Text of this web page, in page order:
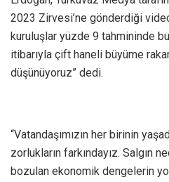
2023 Zirvesi’ne gönderdiği
kuruluşlar yüzde 9 tahmininde
itibarıyla çift haneli büyüme
düşünüyoruz” dedi.
“Vatandaşımızın her birinin
zorlukların farkındayız. Salgın
bozulan ekonomik dengelerin